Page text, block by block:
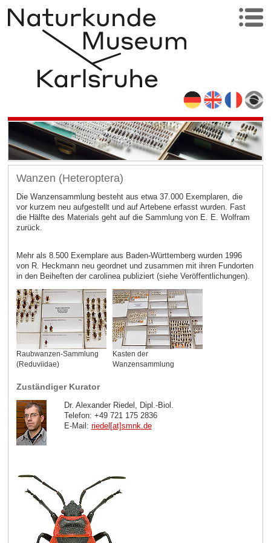
Wanzen (Heteroptera)
Die Wanzensammlung besteht aus etwa 37.000 Exemplaren, die
vor kurzem neu aufgestellt und auf Artebene erfasst wurden. Fast
die Hälfte des Materials geht auf die Sammlung von E. E. Wolfram
zurück.
Mehr als 8.500 Exemplare aus Baden-Württemberg wurden 1996
von R. Heckmann neu geordnet und zusammen mit ihren Fundorten
in den Beiheften der carolinea publiziert (siehe Veröffentlichungen).
Raubwanzen-Sammlung
(Reduviidae)
Kasten der
Wanzensammlung
Zuständiger Kurator
Dr. Alexander Riedel, Dipl.-Biol.
Telefon: +49 721 175 2836
E-Mail: riedel[at]smnk de